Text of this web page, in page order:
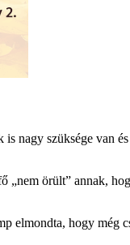
nagy szüksége van
„nem örült” annak,
elmondta, hogy még